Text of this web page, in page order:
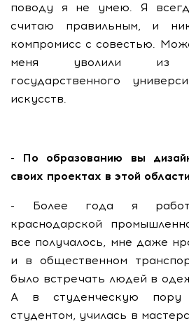
поводу я не умею. Я
считаю правильным, и
компромисс с совестью.
меня уволили из
государственного
искусств.
- По образованию вы
своих проектах в этой
- Более года я
краснодарской
все получалось, мне даже
и в общественном
было встречать людей в
А в студенческую
студентом, училась в